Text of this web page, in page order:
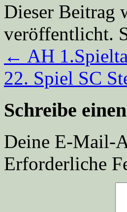
Dieser Beitrag
veröffentlicht.
← AH
22. Spiel SC
Schreibe
Deine E-Mail-
Erforderliche